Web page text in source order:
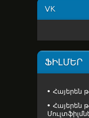
VK
ՖԻԼՄԵՐ
Հայերեն
Հայերեն